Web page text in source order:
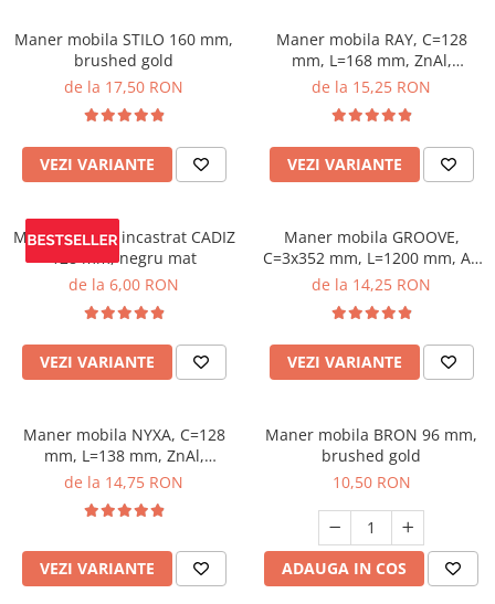
Maner mobila STILO 160 mm,
brushed gold
de la 17,50 RON
VEZI VARIANTE
Maner mobila RAY, C=128
mm, L=168 mm, ZnAl,
brushed gold
de la 15,25 RON
VEZI VARIANTE
Maner mobila incastrat CADIZ
128 mm, negru mat
de la 6,00 RON
VEZI VARIANTE
Maner mobila GROOVE,
C=3x352 mm, L=1200 mm, Al,
negru mat
de la 14,25 RON
VEZI VARIANTE
Maner mobila NYXA, C=128
mm, L=138 mm, ZnAl,
brushed gold
de la 14,75 RON
VEZI VARIANTE
Maner mobila BRON 96 mm,
brushed gold
10,50 RON
ADAUGA IN COS